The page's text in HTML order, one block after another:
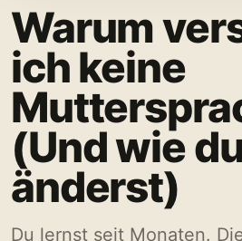
Warum
ich keine
(Und wie
änderst)
Du lernst seit Monaten.